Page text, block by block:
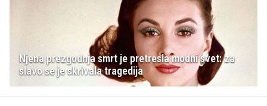
Njena prezgodnja smrt je pretresla modni svet: za
slavo se je skrivala tragedija